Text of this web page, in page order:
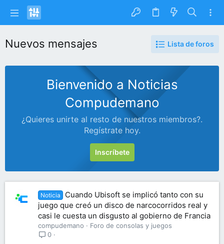
Nuevos mensajes Lista de foros
Bienvenido a Noticias
Compudemano
¿Quieres unirte al resto de nuestros miembros?.
Regístrate hoy.
Inscríbete
Noticia
Cuando Ubisoft se implicó tanto con su
juego que creó un disco de narcocorridos real y
casi le cuesta un disgusto al gobierno de Francia
compudemano
Foro de consolas y juegos
0